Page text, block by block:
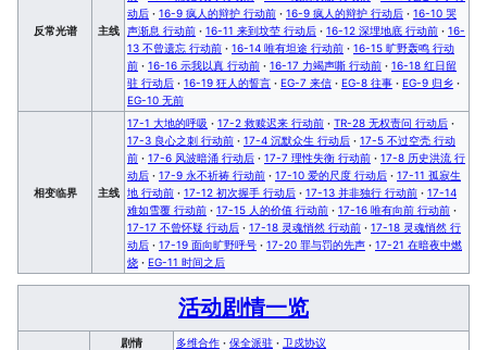
反常光谱 主线
动后 · 16-9 疯人的辩护 行动前 · 16-9 疯人的辩护 行动后 · 16-10 哭
声渐息 行动前 · 16-11 来到坟茔 行动后 · 16-12 深埋地底 行动前 · 16-
13 不曾遗忘 行动前 · 16-14 唯有坦途 行动前 · 16-15 旷野轰鸣 行动
前 · 16-16 示我以真 行动前 · 16-17 力竭声嘶 行动前 · 16-18 红日留
驻 行动后 · 16-19 狂人的誓言 · EG-7 来信 · EG-8 往事 · EG-9 归乡 ·
EG-10 无前
相变临界 主线
17-1 大地的呼吸 · 17-2 救赎迟来 行动前 · TR-28 无权责问 行动后 ·
17-3 良心之刺 行动前 · 17-4 沉默众生 行动后 · 17-5 不过空壳 行动
前 · 17-6 风波暗涌 行动后 · 17-7 理性失衡 行动前 · 17-8 历史洪流 行
动后 · 17-9 永不祈祷 行动前 · 17-10 爱的尺度 行动后 · 17-11 孤寂生
地 行动前 · 17-12 初次握手 行动后 · 17-13 并非独行 行动前 · 17-14
难如雪覆 行动前 · 17-15 人的价值 行动前 · 17-16 唯有向前 行动前 ·
17-17 不曾怀疑 行动后 · 17-18 灵魂悄然 行动前 · 17-18 灵魂悄然 行
动后 · 17-19 面向旷野呼号 · 17-20 罪与罚的先声 · 17-21 在暗夜中燃
烧 · EG-11 时间之后
活动剧情一览
剧情 多维合作 · 保全派驻 · 卫戍协议